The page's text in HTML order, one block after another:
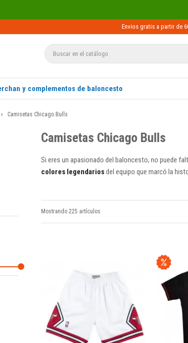
Recíbelo primero
Envios gratis a partir de
y complementos de baloncesto
Camisetas Chicago Bulls
Camisetas Chicago Bulls
Si eres un apasionado del baloncesto, no puede
colores legendariosdel equipo que marcó la
Mostrando 225 artículos